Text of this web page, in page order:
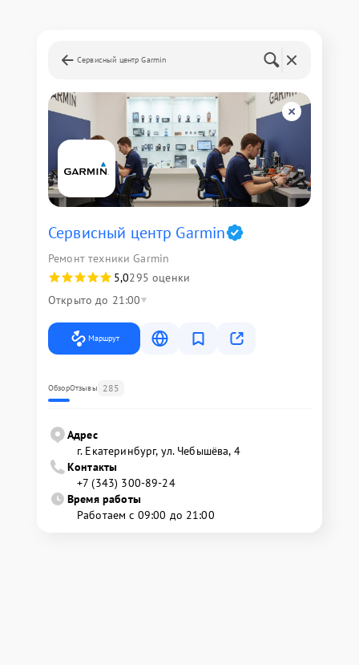
Сервисный центр Garmin
Сервисный центр Garmin
Ремонт техники Garmin
5,0295 оценки
Открыто до 21:00
Маршрут
ОбзорОтзывы 285
Адрес
г. Екатеринбург, ул. Чебышёва, 4
Контакты
+7 (343) 300-89-24
Время работы
Работаем с 09:00 до 21:00